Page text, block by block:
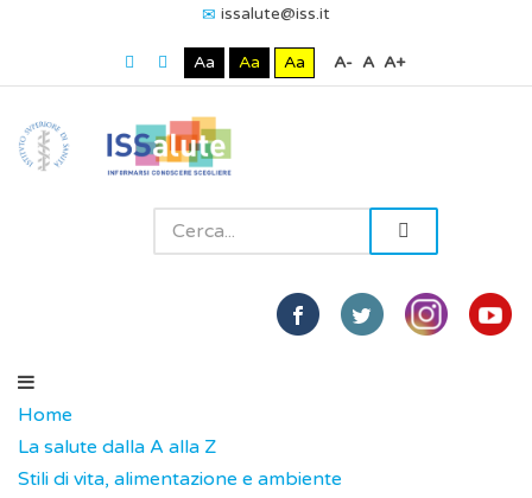
issalute@iss.it
Aa Aa Aa A- A A+
Home
La salute dalla A alla Z
Stili di vita, alimentazione e ambiente